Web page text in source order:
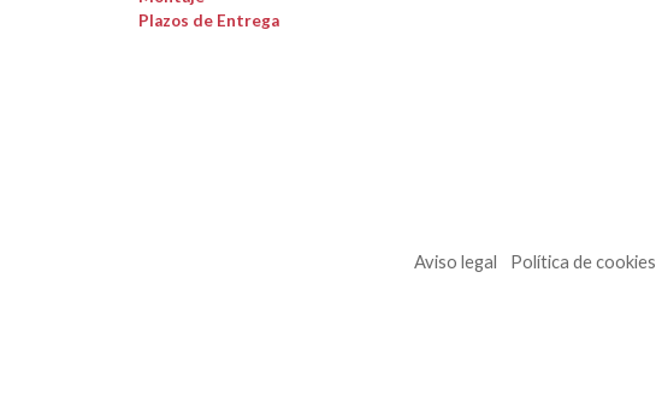
Plazos de Entrega
Aviso legal Política de cookies